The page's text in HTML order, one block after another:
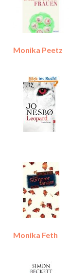
Monika Peetz
Monika Feth